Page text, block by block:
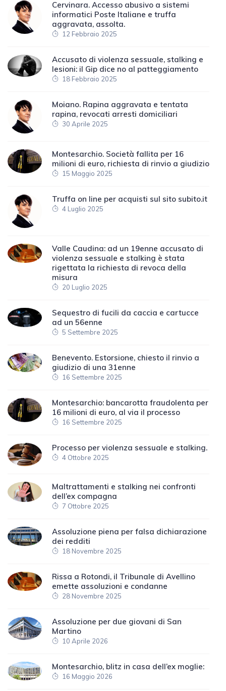
Cervinara. Accesso abusivo a sistemi
informatici Poste Italiane e truffa
aggravata, assolta.
12 Febbraio 2025
Accusato di violenza sessuale, stalking e
lesioni: il Gip dice no al patteggiamento
18 Febbraio 2025
Moiano. Rapina aggravata e tentata
rapina, revocati arresti domiciliari
30 Aprile 2025
Montesarchio. Società fallita per 16
milioni di euro, richiesta di rinvio a giudizio
15 Maggio 2025
Truffa on line per acquisti sul sito subito.it
4 Luglio 2025
Valle Caudina: ad un 19enne accusato di
violenza sessuale e stalking è stata
rigettata la richiesta di revoca della
misura
20 Luglio 2025
Sequestro di fucili da caccia e cartucce
ad un 56enne
5 Settembre 2025
Benevento. Estorsione, chiesto il rinvio a
giudizio di una 31enne
16 Settembre 2025
Montesarchio: bancarotta fraudolenta per
16 milioni di euro, al via il processo
16 Settembre 2025
Processo per violenza sessuale e stalking.
4 Ottobre 2025
Maltrattamenti e stalking nei confronti
dell’ex compagna
7 Ottobre 2025
Assoluzione piena per falsa dichiarazione
dei redditi
18 Novembre 2025
Rissa a Rotondi, il Tribunale di Avellino
emette assoluzioni e condanne
28 Novembre 2025
Assoluzione per due giovani di San
Martino
10 Aprile 2026
Montesarchio, blitz in casa dell’ex moglie:
16 Maggio 2026